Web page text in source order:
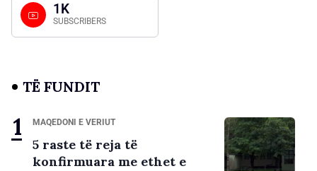
1K
SUBSCRIBERS
TË FUNDIT
MAQEDONI E VERIUT
5 raste të reja të
konfirmuara me ethet e